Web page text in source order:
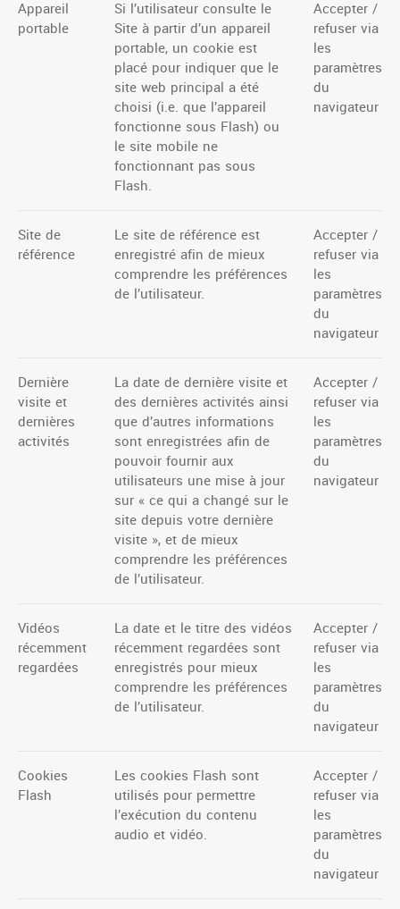
Appareil
portable
Si l’utilisateur consulte le
Site à partir d’un appareil
portable, un cookie est
placé pour indiquer que le
site web principal a été
choisi (i.e. que l’appareil
fonctionne sous Flash) ou
le site mobile ne
fonctionnant pas sous
Flash.
Accepter /
refuser via
les
paramètres
du
navigateur
Site de
référence
Le site de référence est
enregistré afin de mieux
comprendre les préférences
de l’utilisateur.
Accepter /
refuser via
les
paramètres
du
navigateur
Dernière
visite et
dernières
activités
La date de dernière visite et
des dernières activités ainsi
que d’autres informations
sont enregistrées afin de
pouvoir fournir aux
utilisateurs une mise à jour
sur « ce qui a changé sur le
site depuis votre dernière
visite », et de mieux
comprendre les préférences
de l’utilisateur.
Accepter /
refuser via
les
paramètres
du
navigateur
Vidéos
récemment
regardées
La date et le titre des vidéos
récemment regardées sont
enregistrés pour mieux
comprendre les préférences
de l’utilisateur.
Accepter /
refuser via
les
paramètres
du
navigateur
Cookies
Flash
Les cookies Flash sont
utilisés pour permettre
l’exécution du contenu
audio et vidéo.
Accepter /
refuser via
les
paramètres
du
navigateur